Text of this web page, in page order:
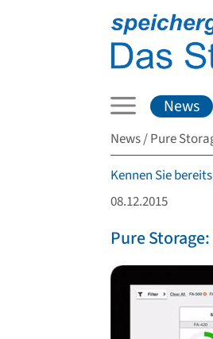
News
News Pure
Kennen Sie
08.12.2015
Pure